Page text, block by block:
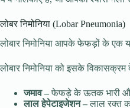
लोबर निमोनिया (Lobar Pneumonia)
लोबार निमोनिया आपके फेफड़ों के एक
लोबार निमोनिया को इसके
जमाव –फेफड़े के ऊतक भारी और
लाल हेपेटाइजेशन –लाल रक्त